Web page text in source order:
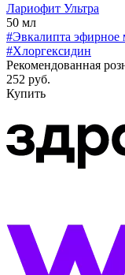
Лариофит Ультра
50 мл
#Эвкалипта эфирное
#Хлоргексидин
Рекомендованная
252 руб.
Купить